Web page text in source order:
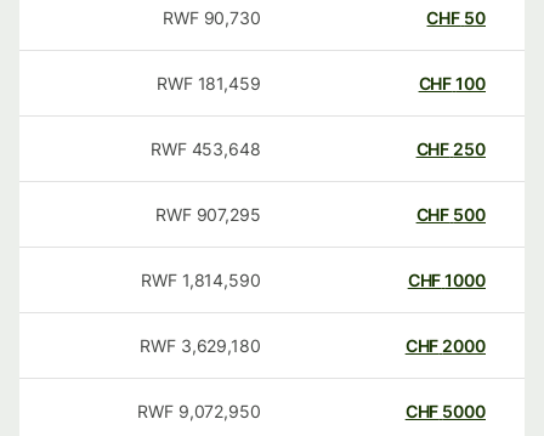
50
CHF
90,730
RWF
100
CHF
181,459
RWF
250
CHF
453,648
RWF
500
CHF
907,295
RWF
1000
CHF
1,814,590
RWF
2000
CHF
3,629,180
RWF
5000
CHF
9,072,950
RWF